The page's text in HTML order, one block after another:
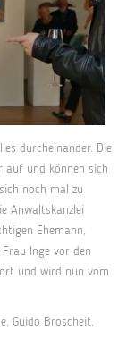
durcheinander. Die
auf und können sich
noch mal zu
Anwaltskanzlei
Ehemann,
Inge vor den
und wird nun vom
Guido Broscheit,